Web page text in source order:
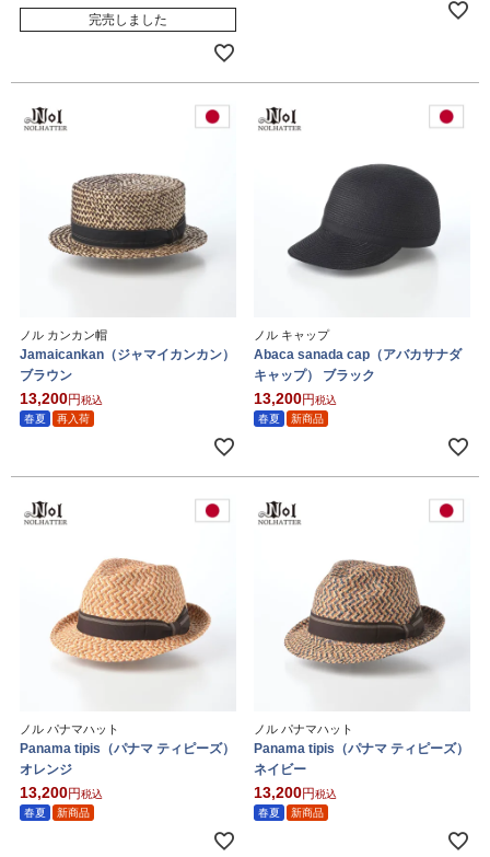
完売しました
ノル カンカン帽
Jamaicankan（ジャマイカンカン）
ブラウン
13,200
税込
春夏
再入荷
ノル キャップ
Abaca sanada cap（アバカサナダ
キャップ） ブラック
13,200
税込
春夏
新商品
ノル パナマハット
Panama tipis（パナマ ティピーズ）
オレンジ
13,200
税込
春夏
新商品
ノル パナマハット
Panama tipis（パナマ ティピーズ）
ネイビー
13,200
税込
春夏
新商品